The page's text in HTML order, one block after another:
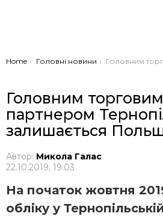
You are here:
Home Головні новини Головним торговим іноземним партнером Тернопільщини залишається Польща
Головним
партнером
залишається
Автор: Микола Галас
22.10.2019, 19:03
На початок жовтня
обліку у